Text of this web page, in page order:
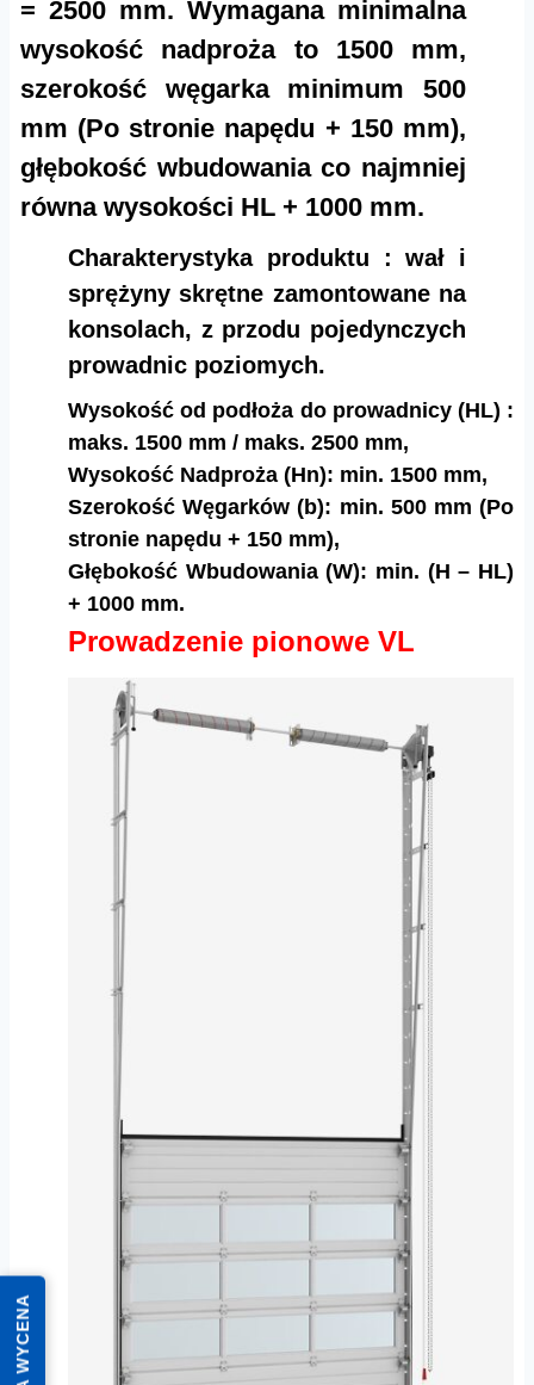
= 2500 mm. Wymagana minimalna
wysokość nadproża to 1500 mm,
szerokość węgarka minimum 500
mm (Po stronie napędu + 150 mm),
głębokość wbudowania co najmniej
równa wysokości HL + 1000 mm.
Charakterystyka produktu : wał i
sprężyny skrętne zamontowane na
konsolach, z przodu pojedynczych
prowadnic poziomych.
Wysokość od podłoża do prowadnicy (HL) :
maks. 1500 mm / maks. 2500 mm,
Wysokość Nadproża (Hn): min. 1500 mm,
Szerokość Węgarków (b): min. 500 mm (Po
stronie napędu + 150 mm),
Głębokość Wbudowania (W): min. (H – HL)
+ 1000 mm.
Prowadzenie pionowe VL